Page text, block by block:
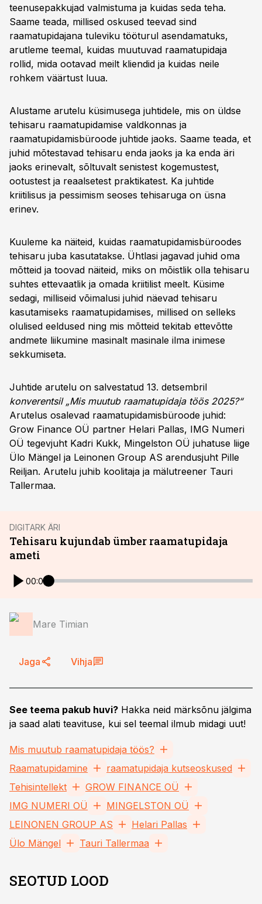
teenusepakkujad valmistuma ja kuidas seda teha.
Saame teada, millised oskused teevad sind
raamatupidajana tuleviku tööturul asendamatuks,
arutleme teemal, kuidas muutuvad raamatupidaja
rollid, mida ootavad meilt kliendid ja kuidas neile
rohkem väärtust luua.
Alustame arutelu küsimusega juhtidele, mis on üldse
tehisaru raamatupidamise valdkonnas ja
raamatupidamisbüroode juhtide jaoks. Saame teada, et
juhid mõtestavad tehisaru enda jaoks ja ka enda äri
jaoks erinevalt, sõltuvalt senistest kogemustest,
ootustest ja reaalsetest praktikatest. Ka juhtide
kriitilisus ja pessimism seoses tehisaruga on üsna
erinev.
Kuuleme ka näiteid, kuidas raamatupidamisbüroodes
tehisaru juba kasutatakse. Ühtlasi jagavad juhid oma
mõtteid ja toovad näiteid, miks on mõistlik olla tehisaru
suhtes ettevaatlik ja omada kriitilist meelt. Küsime
sedagi, milliseid võimalusi juhid näevad tehisaru
kasutamiseks raamatupidamises, millised on selleks
olulised eeldused ning mis mõtteid tekitab ettevõtte
andmete liikumine masinalt masinale ilma inimese
sekkumiseta.
Juhtide arutelu on salvestatud 13. detsembril
konverentsil „Mis muutub raamatupidaja töös 2025?“
Arutelus osalevad raamatupidamisbüroode juhid:
Grow Finance OÜ partner Helari Pallas, IMG Numeri
OÜ tegevjuht Kadri Kukk, Mingelston OÜ juhatuse liige
Ülo Mängel ja Leinonen Group AS arendusjuht Pille
Reiljan. Arutelu juhib koolitaja ja mälutreener Tauri
Tallermaa.
DIGITARK ÄRI
Tehisaru kujundab ümber raamatupidaja
ameti
00:00
Mare Timian
Jaga Vihja
See teema pakub huvi? Hakka neid märksõnu jälgima
ja saad alati teavituse, kui sel teemal ilmub midagi uut!
Mis muutub raamatupidaja töös?
Raamatupidamine
raamatupidaja kutseoskused
Tehisintellekt
GROW FINANCE OÜ
IMG NUMERI OÜ
MINGELSTON OÜ
LEINONEN GROUP AS
Helari Pallas
Ülo Mängel
Tauri Tallermaa
SEOTUD LOOD